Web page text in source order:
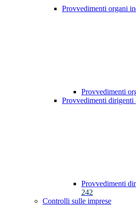
Provvedimenti organi
Provvedimenti
Provvedimenti dirigenti
Provvedimenti
242
Controlli sulle imprese